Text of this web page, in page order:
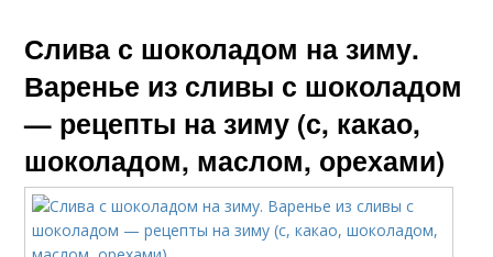
Слива с шоколадом на зиму.
Варенье из сливы с шоколадом
— рецепты на зиму (с, какао,
шоколадом, маслом, орехами)